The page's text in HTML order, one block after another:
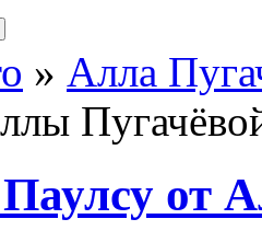
» Алла
от